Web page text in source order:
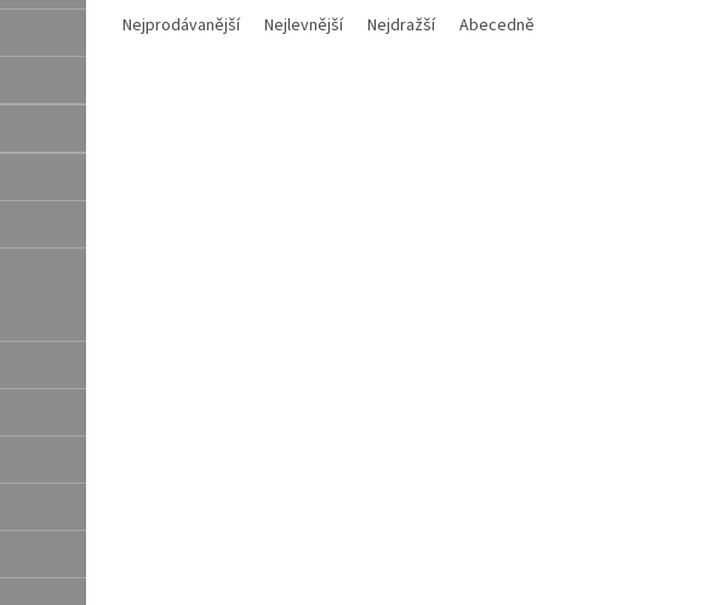
Nejprodávanější Nejlevnější Nejdražší Abecedně